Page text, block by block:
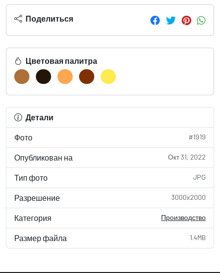
Поделиться
Цветовая палитра
Детали
Фото #1919
Опубликован на Окт 31, 2022
Тип фото JPG
Разрешение 3000x2000
Категория Производство
Размер файла 1.4MB